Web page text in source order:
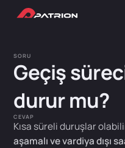
SORU
Geçiş
durur mu?
CEVAP
Kısa süreli duruşlar
aşamalı ve vardiya dışı